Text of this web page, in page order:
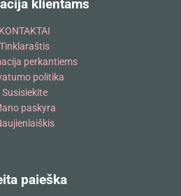
klientams
KONTAKTAI
Tinklaraštis
perkantiems
politika
Susisiekite
paskyra
paieška